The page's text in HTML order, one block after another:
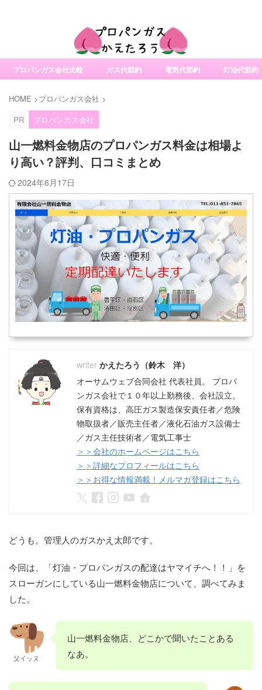
プロパンガス会社比較 ガス代節約 電気代節約 灯油代節約
HOME >プロパンガス会社 >
PR
プロパンガス会社
山一燃料金物店のプロパンガス料金は相場よ
り高い？評判、口コミまとめ
2024年6月17日
かえたろう（鈴木 洋）
オーサムウェブ合同会社 代表社員。 プロパ
ンガス会社で１０年以上勤務後、会社設立。
保有資格は、高圧ガス製造保安責任者／危険
物取扱者／販売主任者／液化石油ガス設備士
／ガス主任技術者／電気工事士
＞＞会社のホームページはこちら
＞＞詳細なプロフィールはこちら
＞＞お得な情報満載！メルマガ登録はこちら
どうも。管理人のガスかえ太郎です。
今回は、「灯油・プロパンガスの配達はヤマイチへ！！」を
スローガンにしている山一燃料金物店について、調べてみま
した。
父イッヌ
山一燃料金物店、どこかで聞いたことある
なあ。